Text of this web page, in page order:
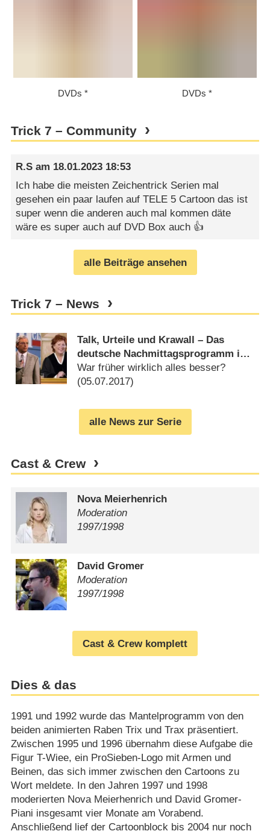
DVDs DVDs
Trick 7 – Community
R.S am 18.01.2023 18:53
Ich habe die meisten Zeichentrick Serien mal
gesehen ein paar laufen auf TELE 5 Cartoon das ist
super wenn die anderen auch mal kommen däte
wäre es super auch auf DVD Box auch 👍
alle Beiträge ansehen
Trick 7 – News
Talk, Urteile und Krawall – Das
deutsche Nachmittagsprogramm im
Wandel
War früher wirklich alles besser?
(05.07.2017)
alle News zur Serie
Cast & Crew
Nova Meierhenrich
Moderation
1997/​1998
David Gromer
Moderation
1997/​1998
Cast & Crew komplett
Dies & das
1991 und 1992 wurde das Mantelprogramm von den
beiden animierten Raben Trix und Trax präsentiert.
Zwischen 1995 und 1996 übernahm diese Aufgabe die
Figur T-Wiee, ein ProSieben-Logo mit Armen und
Beinen, das sich immer zwischen den Cartoons zu
Wort meldete. In den Jahren 1997 und 1998
moderierten Nova Meierhenrich und David Gromer-
Piani insgesamt vier Monate am Vorabend.
Anschließend lief der Cartoonblock bis 2004 nur noch